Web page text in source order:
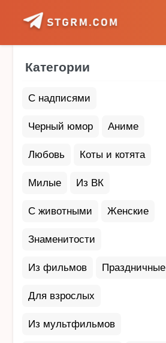
Категории
С надписями
Черный юмор Аниме
Любовь Коты и котята
Милые Из ВК
С животными Женские
Знаменитости
Из фильмов Праздничные
Для взрослых
Из мультфильмов